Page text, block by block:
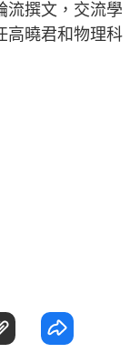
流撰文，交流學
高曉君和物理科